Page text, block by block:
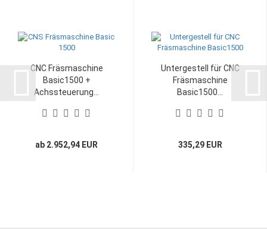
CNC Fräsmaschine
Basic1500 +
Achssteuerung...
ab 2.952,94 EUR
Untergestell für CNC
Fräsmaschine
Basic1500...
335,29 EUR